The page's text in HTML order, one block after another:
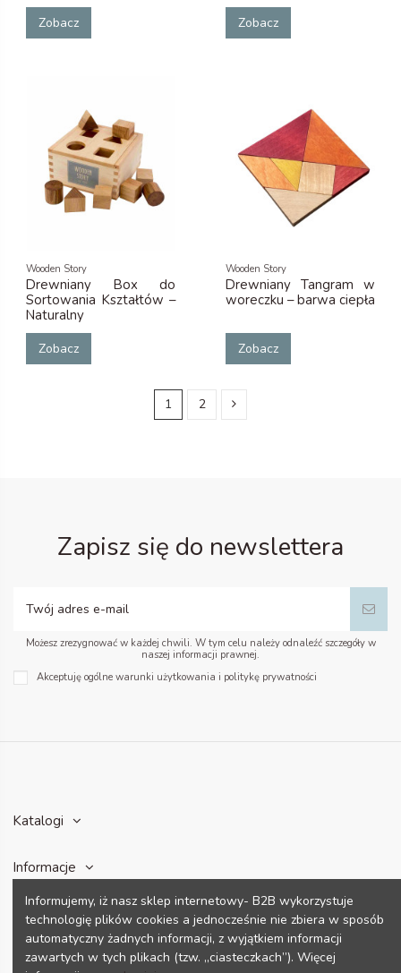
Zobacz Zobacz
Wooden Story
Drewniany Box do
Sortowania Kształtów –
Naturalny
Zobacz
Wooden Story
Drewniany Tangram w
woreczku – barwa ciepła
Zobacz
1 2
Zapisz się do newslettera
Możesz zrezygnować w każdej chwili. W tym celu należy odnaleźć szczegóły w
naszej informacji prawnej.
Akceptuję ogólne warunki użytkowania i politykę prywatności
Katalogi
Informacje
Konto
Dane kontaktowe
Informujemy, iż nasz sklep internetowy- B2B wykorzystuje
technologię plików cookies a jednocześnie nie zbiera w sposób
automatyczny żadnych informacji, z wyjątkiem informacji
zawartych w tych plikach (tzw. „ciasteczkach”). Więcej